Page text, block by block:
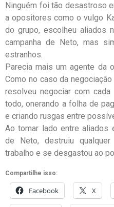
Ninguém foi tão desastroso
a opositores como o vulgo
do grupo, escolheu aliados
campanha de Neto, mas
estranhos.
Parecia mais um agente da
Como no caso da
resolveu negociar com
todo, onerando a folha de
e criando rusgas entre
Ao tomar lado entre aliados
de Neto, destruiu
trabalho e se desgastou ao
Compartilhe isso:
Facebook X